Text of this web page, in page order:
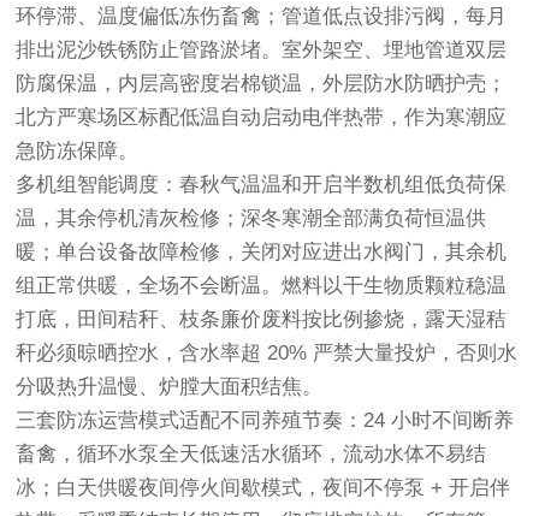
环停滞、温度偏低冻伤畜禽；管道低点设排污阀，每月
排出泥沙铁锈防止管路淤堵。室外架空、埋地管道双层
防腐保温，内层高密度岩棉锁温，外层防水防晒护壳；
北方严寒场区标配低温自动启动电伴热带，作为寒潮应
急防冻保障。
多机组智能调度：春秋气温温和开启半数机组低负荷保
温，其余停机清灰检修；深冬寒潮全部满负荷恒温供
暖；单台设备故障检修，关闭对应进出水阀门，其余机
组正常供暖，全场不会断温。燃料以干生物质颗粒稳温
打底，田间秸秆、枝条廉价废料按比例掺烧，露天湿秸
秆必须晾晒控水，含水率超 20% 严禁大量投炉，否则水
分吸热升温慢、炉膛大面积结焦。
三套防冻运营模式适配不同养殖节奏：24 小时不间断养
畜禽，循环水泵全天低速活水循环，流动水体不易结
冰；白天供暖夜间停火间歇模式，夜间不停泵 + 开启伴